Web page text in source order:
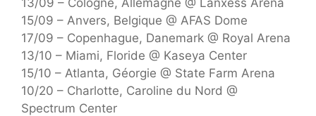
15/09 – Anvers, Belgique @ AFAS Dome
17/09 – Copenhague, Danemark @ Royal Arena
13/10 – Miami, Floride @ Kaseya Center
15/10 – Atlanta, Géorgie @ State Farm Arena
10/20 – Charlotte, Caroline du Nord @
Spectrum Center